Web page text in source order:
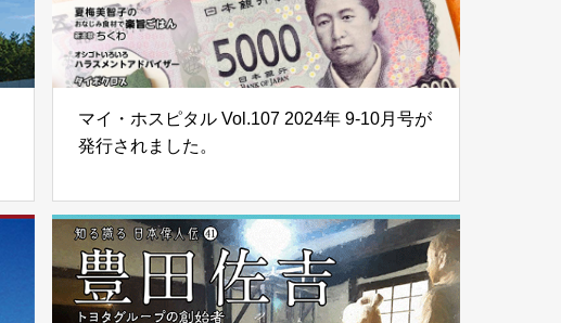
マイ・ホスピタル Vol.107 2024年 9-10月号が
発行されました。